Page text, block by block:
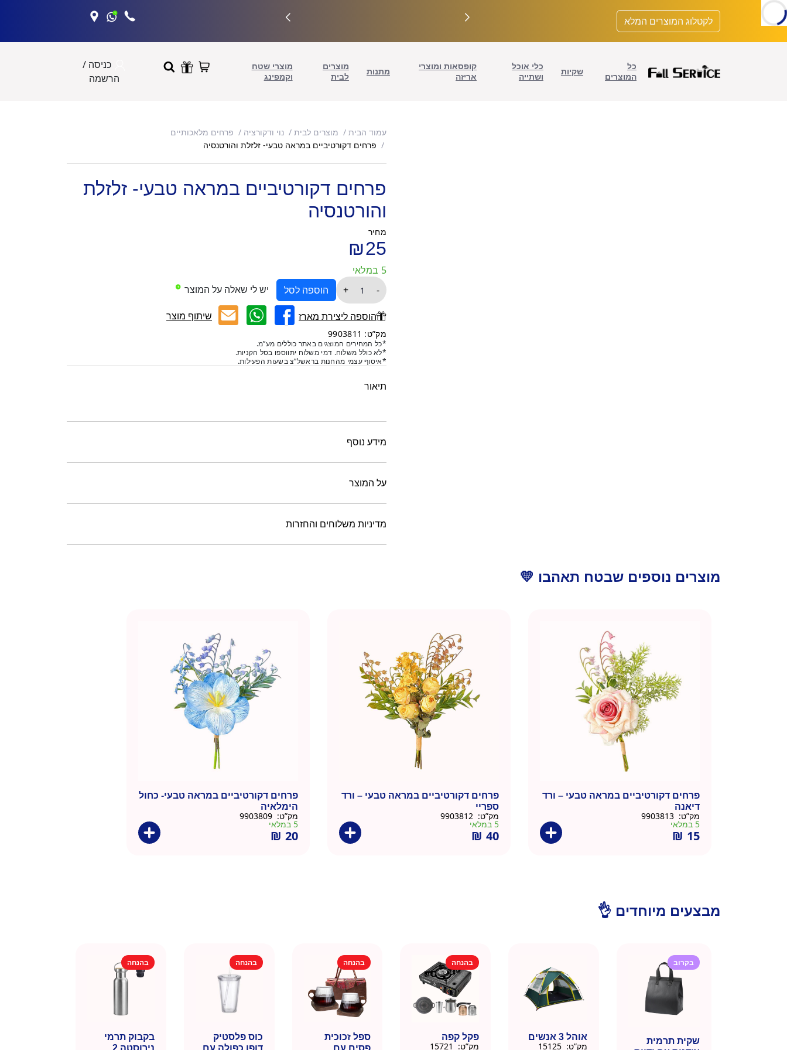
לתוכן
לקטלוג המוצרים המלא
כל
המוצרים
שקיות
כלי אוכל
ושתייה
קופסאות ומוצרי
אריזה
מתנות
מוצרים
לבית
מוצרי שטח
וקמפינג
כניסה /
הרשמה
עמוד הבית מוצרים לבית נוי ודקורציה פרחים מלאכותיים
פרחים דקורטיביים במראה טבעי- זלזלת והורטנסיה
פרחים דקורטיביים במראה טבעי- זלזלת
והורטנסיה
מחיר
₪25
5 במלאי
-
כמות
פרחים
דקורטיביים
במראה
טבעי-
זלזלת
והורטנסיה
+ הוספה לסל יש לי שאלה על המוצר
הוספה ליצירת מארז שיתוף מוצר
מק”ט: 9903811
*כל המחירים המוצגים באתר כוללים מע”מ.
*לא כולל משלוח. דמי משלוח יתווספו בסל הקניות.
*איסוף עצמי מהחנות בראשל”צ בשעות הפעילות.
תיאור
מידע נוסף
על המוצר
מדיניות משלוחים והחזרות
מוצרים נוספים שבטח תאהבו 💛
פרחים דקורטיביים במראה טבעי – ורד
דיאנה
מק”ט:
5 במלאי
₪ 15
פרחים דקורטיביים במראה טבעי – ורד
ספריי
מק”ט: 9903812
5 במלאי
₪ 40
פרחים דקורטיביים במראה טבעי- כחול
הימלאיה
מק”ט: 9903809
5 במלאי
₪ 20
מבצעים מיוחדים 👌
בקרוב
שקית תרמית
אוהל 3 אנשים
מק”ט:
בהנחה
פקל קפה
מק”ט:
בהנחה
ספל זכוכית
פסים עם
בהנחה
כוס פלסטיק
דופן כפולה עם
בהנחה
בקבוק תרמי
נירוסטה 2